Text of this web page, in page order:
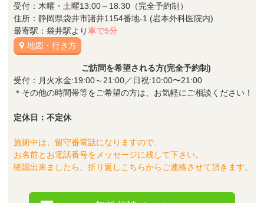
受付：木曜・土曜13:00～18:30（完全予約制）
住所：静岡県袋井市諸井1154番地-1 (岩本外科医院内)
最寄駅：袋井駅より車で5分
地図・行き方
ご訪問を希望される方(完全予約制)
受付：月火水金:19:00～21:00／日祝:10:00〜21:00
＊その他の時間帯等をご希望の方は、お気軽にご相談ください！
定休日：不定休
施術中は、留守番電話になりますので、
お名前とお電話番号をメッセージに残して下さい。
確認出来ましたら、折り返しこちらからご連絡させて頂きます。